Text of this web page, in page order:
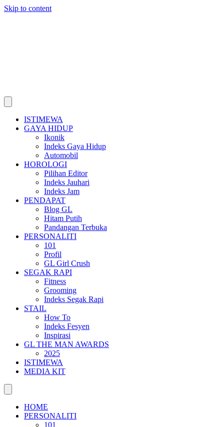
Skip to content
ISTIMEWA
GAYA HIDUP
Ikonik
Indeks Gaya Hidup
Automobil
HOROLOGI
Pilihan Editor
Indeks Jauhari
Indeks Jam
PENDAPAT
Blog GL
Hitam Putih
Pandangan Terbuka
PERSONALITI
101
Profil
GL Girl Crush
SEGAK RAPI
Fitness
Grooming
Indeks Segak Rapi
STAIL
How To
Indeks Fesyen
Inspirasi
GL THE MAN AWARDS
2025
ISTIMEWA
MEDIA KIT
HOME
PERSONALITI
101